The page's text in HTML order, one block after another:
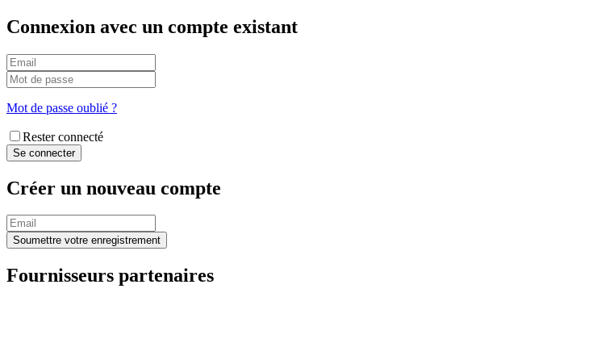
Connexion avec un compte existant
Mot de passe oublié ?
Rester connecté
Créer un nouveau compte
Fournisseurs partenaires